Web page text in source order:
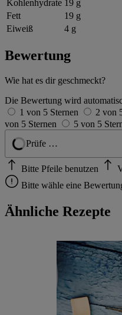
Kohlenhydrate 19 g
Fett
19 g
Eiweiß
4 g
Bewertung
Wie hat es dir geschmeckt?
Die Bewertung wird
1 von 5 Sternen
2 von
von 5 Sternen
5 von 5
Prüfe …
Bitte Pfeile benutzen
Bitte wähle eine
Ähnliche Rezepte